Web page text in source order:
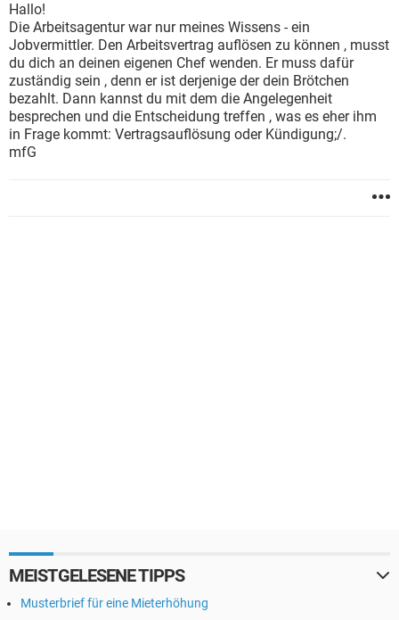
Hallo!
Die Arbeitsagentur war nur meines Wissens - ein
Jobvermittler. Den Arbeitsvertrag auflösen zu können , musst
du dich an deinen eigenen Chef wenden. Er muss dafür
zuständig sein , denn er ist derjenige der dein Brötchen
bezahlt. Dann kannst du mit dem die Angelegenheit
besprechen und die Entscheidung treffen , was es eher ihm
in Frage kommt: Vertragsauflösung oder Kündigung;/.
mfG
MEISTGELESENE TIPPS
Musterbrief für eine Mieterhöhung